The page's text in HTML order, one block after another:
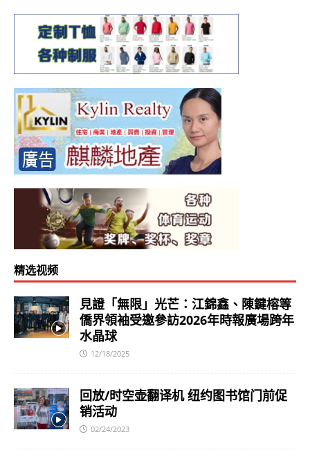
精选视频
見證「無限」光芒：江錦鑫、陳鍵榕等
僑界領袖受邀參訪2026年時報廣場跨年
水晶球
12/18/2025
回放/时空壶翻译机 纽约图书馆门前促
销活动
02/24/2023